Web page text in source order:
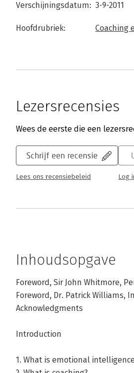
Verschijningsdatum: 3-9-2011
Hoofdrubriek: Coaching
Lezersrecensies
Wees de eerste die een
Schrijf een recensie
Lees ons recensiebeleid Log
Inhoudsopgave
Foreword, Sir John Whitmore,
Foreword, Dr. Patrick Williams,
Acknowledgments
Introduction
1. What is emotional